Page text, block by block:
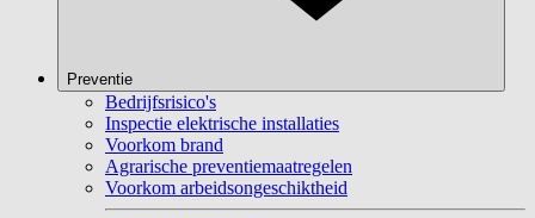
Preventie
Bedrijfsrisico's
Inspectie elektrische installaties
Voorkom brand
Agrarische preventiemaatregelen
Voorkom arbeidsongeschiktheid